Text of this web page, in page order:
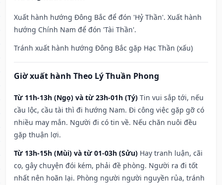
Xuất hành hướng Đông Bắc để đón 'Hỷ Thần'. Xuất hành
hướng Chính Nam để đón 'Tài Thần'.
Tránh xuất hành hướng Đông Bắc gặp Hạc Thần (xấu)
Giờ xuất hành Theo Lý Thuần Phong
Từ 11h-13h (Ngọ) và từ 23h-01h (Tý) Tin vui sắp tới, nếu
cầu lộc, cầu tài thì đi hướng Nam. Đi công việc gặp gỡ có
nhiều may mắn. Người đi có tin về. Nếu chăn nuôi đều
gặp thuận lợi.
Từ 13h-15h (Mùi) và từ 01-03h (Sửu) Hay tranh luận, cãi
cọ, gây chuyện đói kém, phải đề phòng. Người ra đi tốt
nhất nên hoãn lại. Phòng người người nguyền rủa, tránh